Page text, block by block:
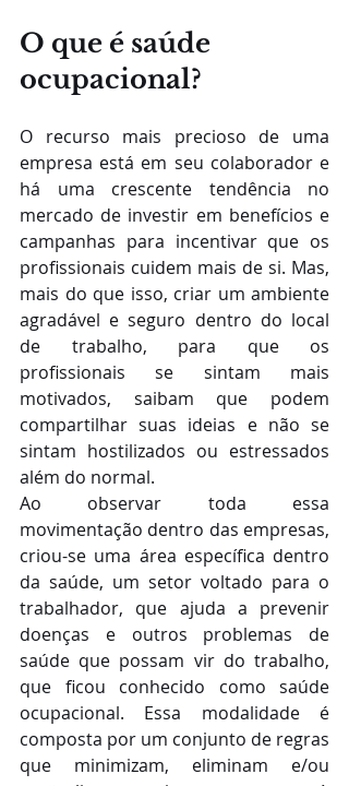
O que é saúde
ocupacional?
O recurso mais precioso de uma
empresa está em seu colaborador e
há uma crescente tendência no
mercado de investir em benefícios e
campanhas para incentivar que os
profissionais cuidem mais de si. Mas,
mais do que isso, criar um ambiente
agradável e seguro dentro do local
de trabalho, para que os
profissionais se sintam mais
motivados, saibam que podem
compartilhar suas ideias e não se
sintam hostilizados ou estressados
além do normal.
Ao observar toda essa
movimentação dentro das empresas,
criou-se uma área específica dentro
da saúde, um setor voltado para o
trabalhador, que ajuda a prevenir
doenças e outros problemas de
saúde que possam vir do trabalho,
que ficou conhecido como saúde
ocupacional. Essa modalidade é
composta por um conjunto de regras
que minimizam, eliminam e/ou